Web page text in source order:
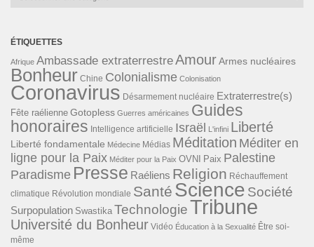
ÉTIQUETTES
Afrique Ambassade extraterrestreAmourArmes nucléaires
Bonheur Chine Colonialisme Colonisation
Coronavirus Désarmement nucléaire Extraterrestre(s)
Fête raélienne Gotopless Guerres américaines Guides
honoraires Intelligence artificielle Israël L'infini Liberté
Liberté fondamentale Médecine Médias Méditation Méditer en
ligne pour la Paix Méditer pour la Paix OVNI Paix Palestine
Paradisme Presse Raéliens Religion Réchauffement
climatique Révolution mondiale Santé Science Société
Surpopulation Swastika TechnologieTribune
Université du Bonheur Vidéo Éducation à la Sexualité Être soi-
même